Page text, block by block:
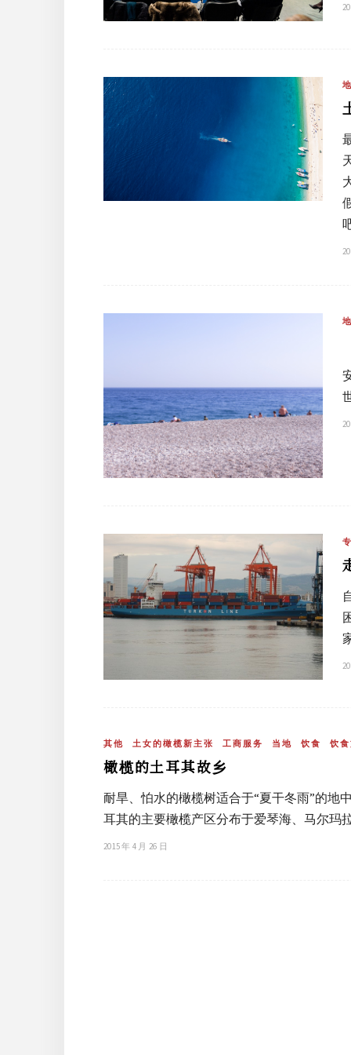
其他 土女的橄榄新主张 工商服务 当地 饮食 饮
橄榄的土耳其故乡
耐旱、怕水的橄榄树适合于“夏干冬雨”的地
耳其的主要橄榄产区分布于爱琴海、马尔玛
2015 年 4 月 26 日